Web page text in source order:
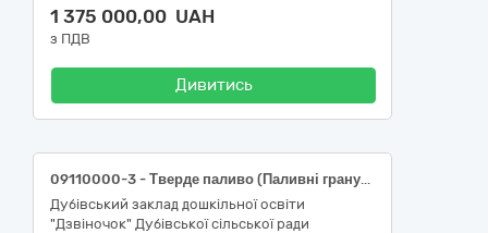
1 375 000,00 UAH
з ПДВ
Дивитись
09110000-3 - Тверде паливо (Паливні гранули (пелети) з деревини)
Дубівський заклад дошкільної освіти
"Дзвіночок" Дубівської сільської ради